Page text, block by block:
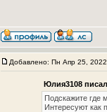
Добавлено: Пн Апр 25,
Юлия3108
Подскажите где
Интересуют как